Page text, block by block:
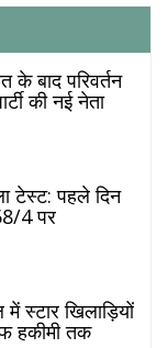
के बाद परिवर्तन
की नई नेता
टेस्ट: पहले दिन
4 पर
स्टार खिलाड़ियों
हकीमी तक